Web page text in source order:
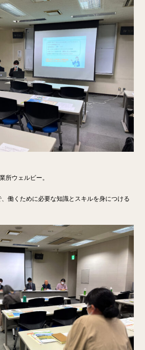
所ウェルビー。
働くために必要な知識とスキルを身につける